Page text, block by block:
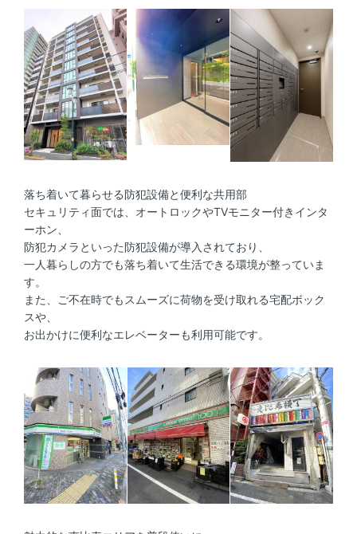
落ち着いて暮らせる防犯設備と便利な共用部
セキュリティ面では、オートロックやTVモニター付きインタ
ーホン、
防犯カメラといった防犯設備が導入されており、
一人暮らしの方でも落ち着いて生活できる環境が整っていま
す。
また、ご不在時でもスムーズに荷物を受け取れる宅配ボック
スや、
お出かけに便利なエレベーターも利用可能です。